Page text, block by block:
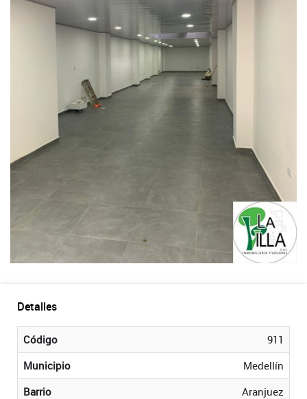
Detalles
Código
911
Municipio
Medellín
Barrio
Aranjuez